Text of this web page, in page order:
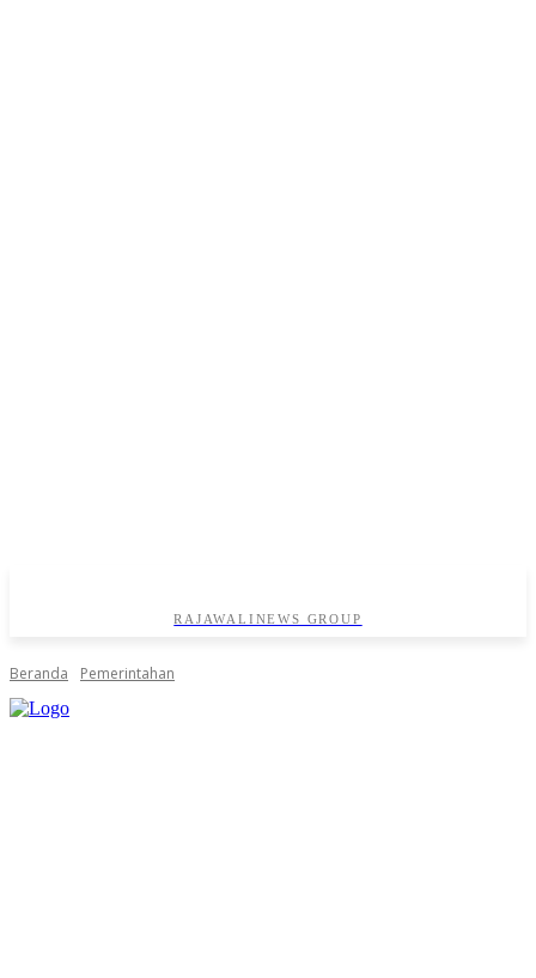
RAJAWALINEWS GROUP
Beranda Pemerintahan